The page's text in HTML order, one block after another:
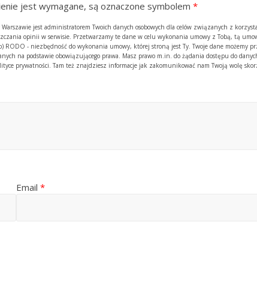
jest wymagane, są oznaczone symbolem *
jest administratorem Twoich danych osobowych dla celów związanych z
opinii w serwisie. Przetwarzamy te dane w celu wykonania umowy z Tobą, tą
- niezbędność do wykonania umowy, której stroną jest Ty. Twoje dane możemy
na podstawie obowiązującego prawa. Masz prawo m.in. do żądania dostępu do
prywatności. Tam też znajdziesz informacje jak zakomunikować nam Twoją wolę
Email *